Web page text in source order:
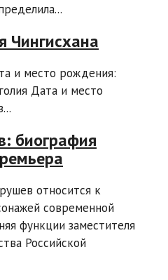
Чингисхана
и место рождения:
Дата и место
биография
относится к
современной
функции заместителя
Российской